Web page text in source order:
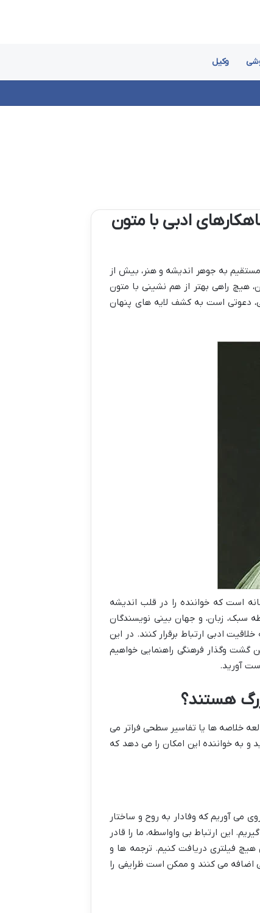
وکیل
ادبی با متون
به جوهر اندیشه و هنر، بیش از
هیچ راهی بهتر از هم نشینی با متون
دعوتی است به کشف لایه های پنهان
است که خواننده را در قلب اندیشه
سبک، زبان، و جهان بینی نویسندگان
ادبی ارتباط برقرار کنند. در این
گشت وگذار فرهنگی راهنمایی خواهیم
آورید.
هستند؟
خلاصه ها یا تفاسیر سطحی فراتر می
و به خواننده این امکان را می دهد که
می آوریم که وفادار به روح و ساختار
این ارتباط بی واواسطه، ما را قادر
هیچ فیلتری دریافت کنیم. ترجمه ها و
اضافه می کنند و ممکن است ظرایفی را